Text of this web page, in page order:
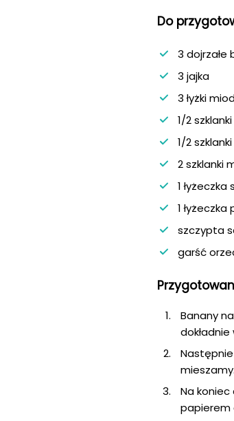
Do
3 dojrzałe
3 jajka
3 łyżki
1/2
1/2
2 szklanki
1
1
szczypta
garść
Banany
mieszamy.
Na koniec
papierem